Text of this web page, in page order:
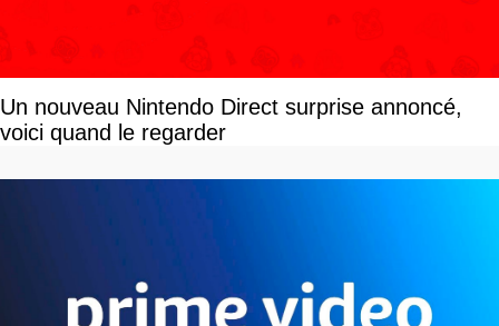
Un nouveau Nintendo Direct surprise annoncé,
voici quand le regarder